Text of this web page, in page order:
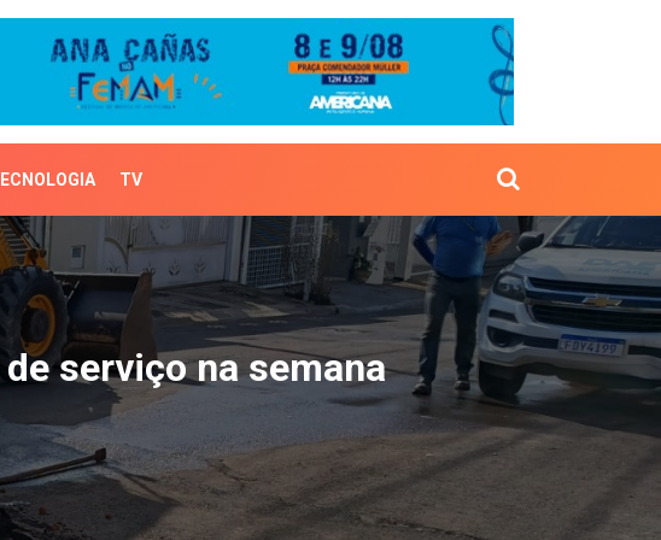
TV
de serviço na semana
serviço na semana